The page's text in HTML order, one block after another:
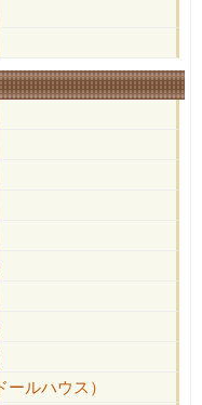
ルハウス）